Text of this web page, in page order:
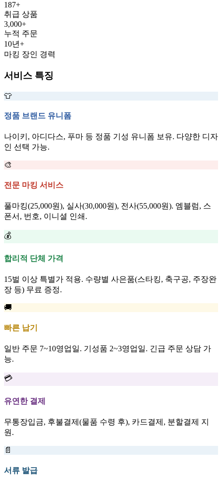
187+
취급 상품
3,000+
누적 주문
10년+
마킹 장인 경력
서비스 특징
👕
정품 브랜드 유니폼
나이키, 아디다스, 푸마 등 정품 기성 유니폼 보유. 다양한 디자
인 선택 가능.
🎨
전문 마킹 서비스
풀마킹(25,000원), 실사(30,000원), 전사(55,000원). 엠블럼, 스
폰서, 번호, 이니셜 인쇄.
💰
합리적 단체 가격
15벌 이상 특별가 적용. 수량별 사은품(스타킹, 축구공, 주장완
장 등) 무료 증정.
🚚
빠른 납기
일반 주문 7~10영업일. 기성품 2~3영업일. 긴급 주문 상담 가
능.
💳
유연한 결제
무통장입금, 후불결제(물품 수령 후), 카드결제, 분할결제 지
원.
📄
서류 발급